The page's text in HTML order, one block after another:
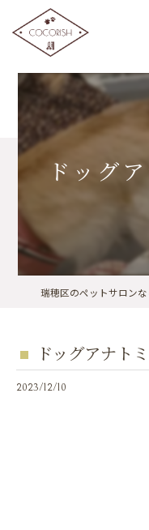
ドッグ
ドッグアナト
2023/12/10